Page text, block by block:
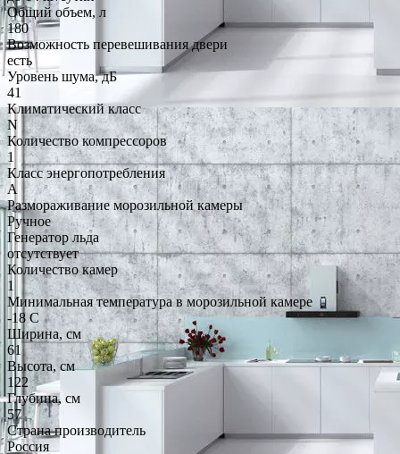
Общий объем, л
180
Возможность перевешивания двери
есть
Уровень шума, дБ
41
Климатический класс
N
Количество компрессоров
1
Класс энергопотребления
A
Размораживание морозильной камеры
Ручное
Генератор льда
отсутствует
Количество камер
1
Минимальная температура в морозильной камере
-18 C
Ширина, см
61
Высота, см
122
Глубина, см
57
Страна производитель
Россия